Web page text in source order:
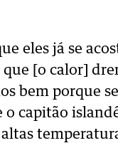
eles já se
[o calor]
bem porque
o capitão